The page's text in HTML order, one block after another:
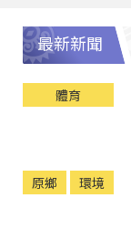
最新新聞
體育
原鄉 環境